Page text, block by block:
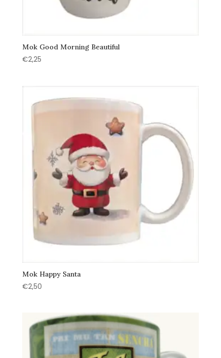
Mok Good Morning Beautiful
€2,25
Mok Happy Santa
€2,50